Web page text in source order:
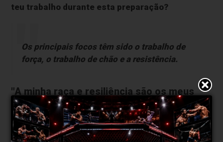
teu trabalho durante esta preparação?
Os principais focos têm sido o trabalho de
força, o trabalho de chão e a resistência.
"A minha raça e resiliência são os meus
maiores pontos fortes"
FightNews: Quais consideras serem os teus
maiores pontos fortes enquanto atleta?